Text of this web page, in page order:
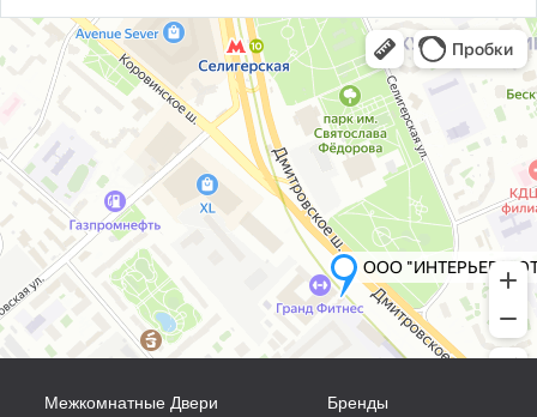
Межкомнатные Двери
Бренды